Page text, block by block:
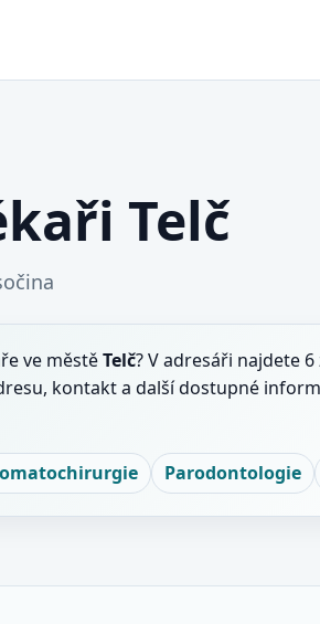
Telč
ve městěTelč? V adresáři najdete
kontakt a další dostupné
Parodontologie